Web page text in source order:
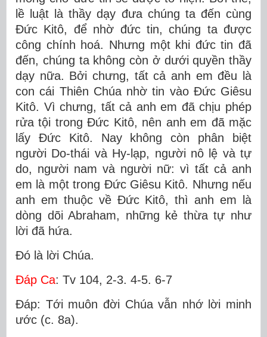
lề luật là thầy dạy đưa chúng ta đến cùng
Ðức Kitô, để nhờ đức tin, chúng ta được
công chính hoá. Nhưng một khi đức tin đã
đến, chúng ta không còn ở dưới quyền thầy
dạy nữa. Bởi chưng, tất cả anh em đều là
con cái Thiên Chúa nhờ tin vào Ðức Giêsu
Kitô. Vì chưng, tất cả anh em đã chịu phép
rửa tội trong Ðức Kitô, nên anh em đã mặc
lấy Ðức Kitô. Nay không còn phân biệt
người Do-thái và Hy-lạp, người nô lệ và tự
do, người nam và người nữ: vì tất cả anh
em là một trong Ðức Giêsu Kitô. Nhưng nếu
anh em thuộc về Ðức Kitô, thì anh em là
dòng dõi Abraham, những kẻ thừa tự như
lời đã hứa.
Ðó là lời Chúa.
Ðáp Ca: Tv 104, 2-3. 4-5. 6-7
Ðáp: Tới muôn đời Chúa vẫn nhớ lời minh
ước (c. 8a).